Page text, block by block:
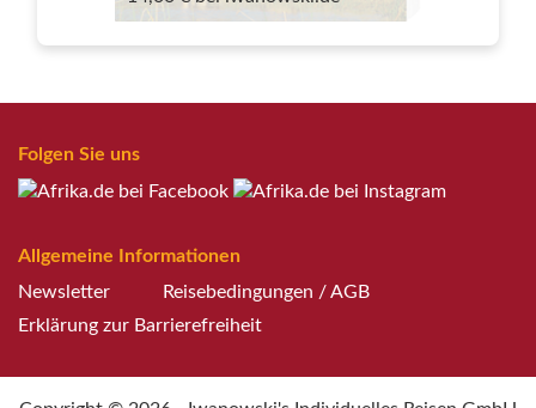
Folgen Sie uns
Allgemeine Informationen
Newsletter
Reisebedingungen / AGB
Erklärung zur Barrierefreiheit